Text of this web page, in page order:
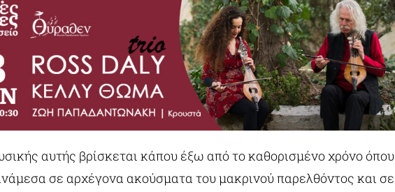
αυτής βρίσκεται κάπου έξω από το καθορισμένο χρόνο όπου
σε αρχέγονα ακούσματα του μακρινού παρελθόντος και σε